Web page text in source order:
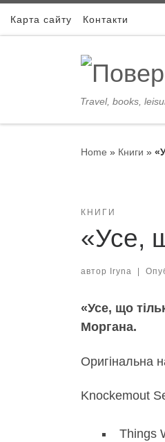
Skip to content
Карта сайту Контакти
Travel, books,
Home » Книги »
КНИГИ
«Усе,
автор Iryna
«Усе, що
Моргана.
Оригінальна
Knockemout
Things